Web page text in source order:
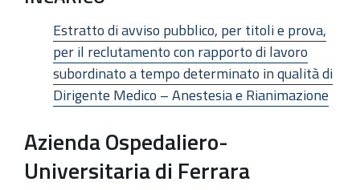
Estratto di avviso pubblico, per titoli e prova,
per il reclutamento con rapporto di lavoro
subordinato a tempo determinato in qualità di
Dirigente Medico – Anestesia e Rianimazione
Azienda Ospedaliero-
Universitaria di Ferrara